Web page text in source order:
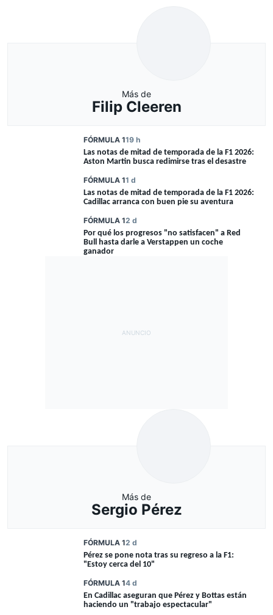
Más de
Filip Cleeren
FÓRMULA 119 h
Las notas de mitad de temporada de la F1 2026:
Aston Martin busca redimirse tras el desastre
FÓRMULA 11 d
Las notas de mitad de temporada de la F1 2026:
Cadillac arranca con buen pie su aventura
FÓRMULA 12 d
Por qué los progresos "no satisfacen" a Red
Bull hasta darle a Verstappen un coche
ganador
Más de
Sergio Pérez
FÓRMULA 12 d
Pérez se pone nota tras su regreso a la F1:
"Estoy cerca del 10"
FÓRMULA 14 d
En Cadillac aseguran que Pérez y Bottas están
haciendo un "trabajo espectacular"